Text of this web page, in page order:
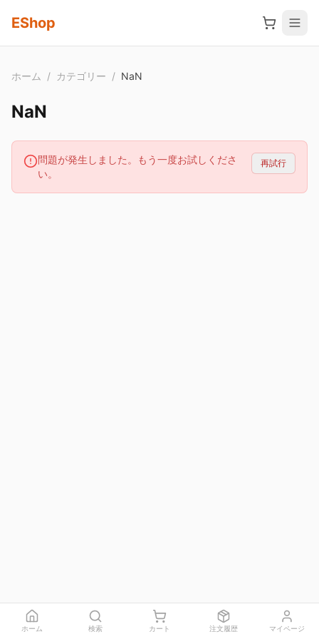
EShop
ホーム / カテゴリー / NaN
NaN
問題が発生しました。もう一度お試しくださ
い。
再試行
ホーム 検索 カート 注文履歴 マイページ